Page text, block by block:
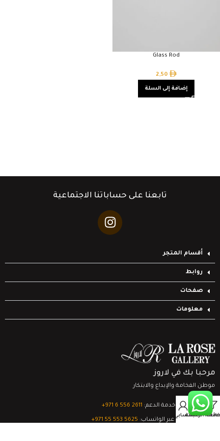
Glass Rod
2,50
إضافة إلى السلة
تابعنا على حساباتنا الاجتماعية
أقسام المتجر
روابط
صفحات
معلومات
مرحبا بك في لاروز
موطن الفخامة والإبداع والابتكار
تواصل مع خدمة الدعم: ‎+971 6 556 2611
الدعم الفني عبر الواتساب: ‎+971 55 553 5625
قائمة الرغبات
0
السلةحسابي